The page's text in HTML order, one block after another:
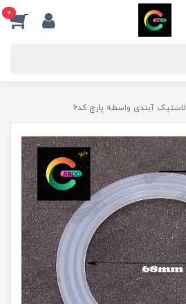
0
لاستیک آبندی واسطه پارچ کد6